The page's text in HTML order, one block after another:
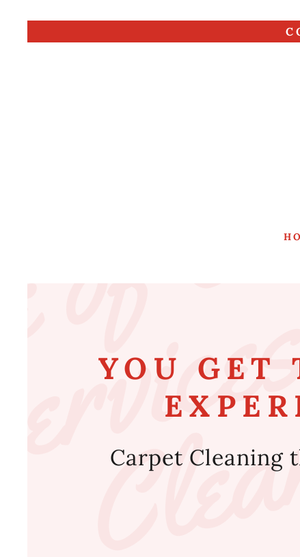
YOU GET
Carpet Cleaning